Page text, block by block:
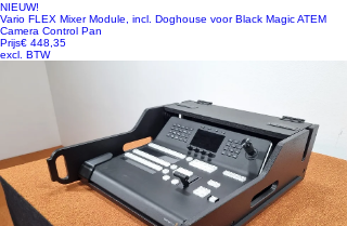
NIEUW!
Vario FLEX Mixer Module, incl. Doghouse voor Black Magic ATEM
Camera Control Pan
Prijs€ 448,35
excl. BTW